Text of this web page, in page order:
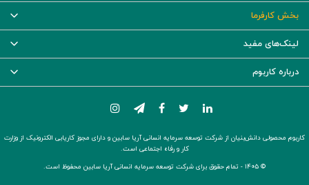
بخش کارفرما
لینک‌های مفید
درباره کاربوم
کاربوم محصولی دانش‌بنیان از شرکت توسعه سرمایه انسانی آریا سابین و دارای مجوز کاریابی الکترونیک از وزارت
کار و رفاه اجتماعی است.
© ۱۴۰۵ -
تمام حقوق برای شرکت توسعه سرمایه انسانی آریا سابین محفوظ است.